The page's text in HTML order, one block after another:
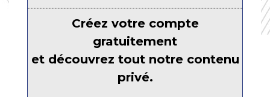
Créez votre compte
gratuitement
et découvrez tout notre contenu
privé.